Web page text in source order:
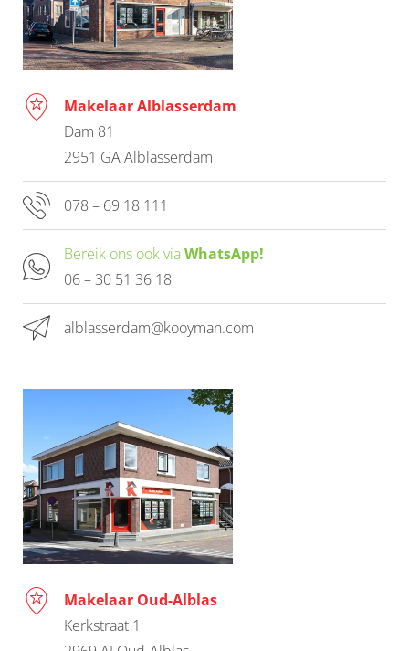
Makelaar Alblasserdam
Dam 81
2951 GA Alblasserdam
078 – 69 18 111
Bereik ons ook viaWhatsApp!
06 – 30 51 36 18
alblasserdam@kooyman.com
Makelaar Oud-Alblas
Kerkstraat 1